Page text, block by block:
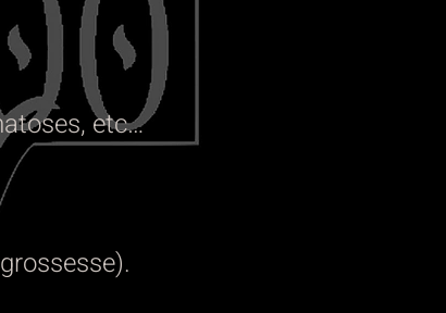
etc…